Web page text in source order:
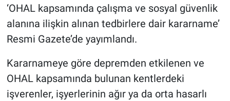
‘OHAL kapsamında çalışma ve sosyal güvenlik
alanına ilişkin alınan tedbirlere dair kararname’
Resmi Gazete’de yayımlandı.
Kararnameye göre depremden etkilenen ve
OHAL kapsamında bulunan kentlerdeki
işverenler, işyerlerinin ağır ya da orta hasarlı